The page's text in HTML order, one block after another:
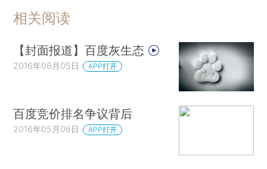
相关阅读
【封面报道】百度灰生态
2016年08月05日 APP打开
百度竞价排名争议背后
2016年05月06日 APP打开